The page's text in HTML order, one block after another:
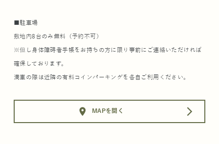
■駐車場
敷地内8台のみ無料（予約不可）
※但し身体障碍者手帳をお持ちの方に限り事前にご連絡いただければ
確保しております。
満車の際は近隣の有料コインパーキングを各自ご利用ください。
location_on MAPを開く arrow_forward_ios